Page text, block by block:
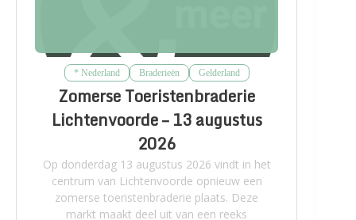
* Nederland Braderieën Gelderland
Zomerse Toeristenbraderie
Lichtenvoorde – 13 augustus
2026
Op donderdag 13 augustus 2026 vindt in het
centrum van Lichtenvoorde opnieuw een
zomerse toeristenbraderie plaats. Deze
markt maakt deel uit van een reeks